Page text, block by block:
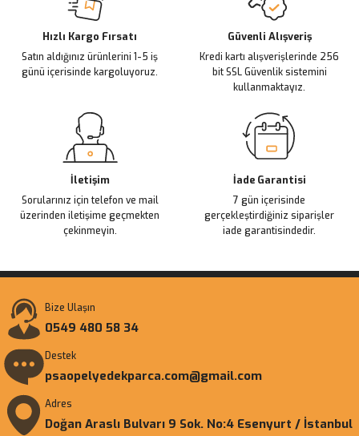
Ürün bilgilerinde hatalar bulunuyor.
Ürün fiyatı diğer sitelerden daha pahalı.
Bu ürüne benzer farklı alternatifler olmalı.
Hızlı Kargo Fırsatı
Satın aldığınız ürünlerini 1-5 iş
günü içerisinde kargoluyoruz.
Güvenli Alışveriş
Kredi kartı alışverişlerinde 256
bit SSL Güvenlik sistemini
kullanmaktayız.
İletişim
Sorularınız için telefon ve mail
üzerinden iletişime geçmekten
çekinmeyin.
İade Garantisi
7 gün içerisinde
gerçekleştirdiğiniz siparişler
iade garantisindedir.
Bize Ulaşın
0549 480 58 34
Destek
psaopelyedekparca.com@gmail.com
Adres
Doğan Araslı Bulvarı 9 Sok. No:4 Esenyurt / İstanbul